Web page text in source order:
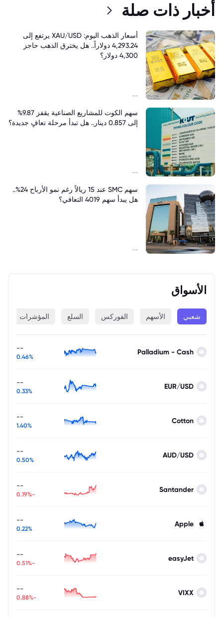
الأسواق
شعبي الأسهم الفوركس السلع المؤشرات
Palladium - Cash
--
0.46%
EUR/USD
--
0.33%
Cotton
--
1.40%
AUD/USD
--
0.50%
Santander
--
-0.19%
Apple
--
0.22%
easyJet
--
-0.51%
VIXX
--
-0.88%
أخبار ذات صلة
أسعار الذهب اليوم: XAU/USD يرتفع إلى
4,293.24 دولاراً.. هل يخترق الذهب حاجز
4,300 دولار؟
--
سهم الكوت للمشاريع الصناعية يقفز 9.87%
إلى 0.857 دينار.. هل تبدأ مرحلة تعافٍ جديدة؟
--
سهم SMC عند 15 ريالاً رغم نمو الأرباح 24%..
هل يبدأ سهم 4019 التعافي؟
--